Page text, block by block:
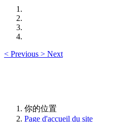
< Previous > Next
你的位置
Page d'accueil du site